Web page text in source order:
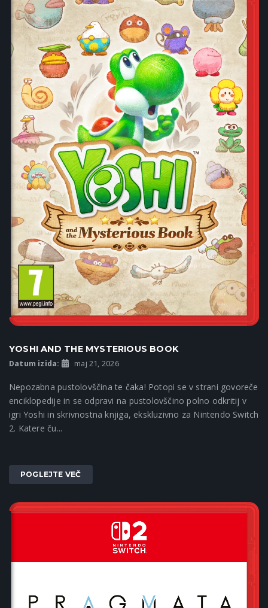
YOSHI AND THE MYSTERIOUS BOOK
Datum izida: maj 21, 2026
Nepozabna pustolovščina te čaka! Potopi se v strani govoreče
enciklopedije in se odpravi na pustolovščino polno odkritij v
igri Yoshi in skrivnostna knjiga, ekskluzivno za Nintendo Switch
2. Katere ču...
POGLEJTE VEČ